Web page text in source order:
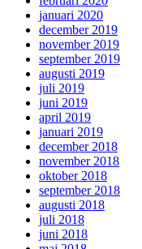
januari 2020
december 2019
november 2019
september 2019
augusti 2019
juli 2019
juni 2019
april 2019
januari 2019
december 2018
november 2018
oktober 2018
september 2018
augusti 2018
juli 2018
juni 2018